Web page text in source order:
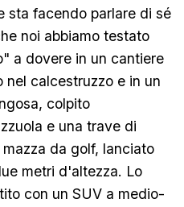
sta facendo parlare di sé
noi abbiamo testato
a dovere in un cantiere
nel calcestruzzo e in un
colpito
e una trave di
da golf, lanciato
metri d'altezza. Lo
con un SUV a medio-